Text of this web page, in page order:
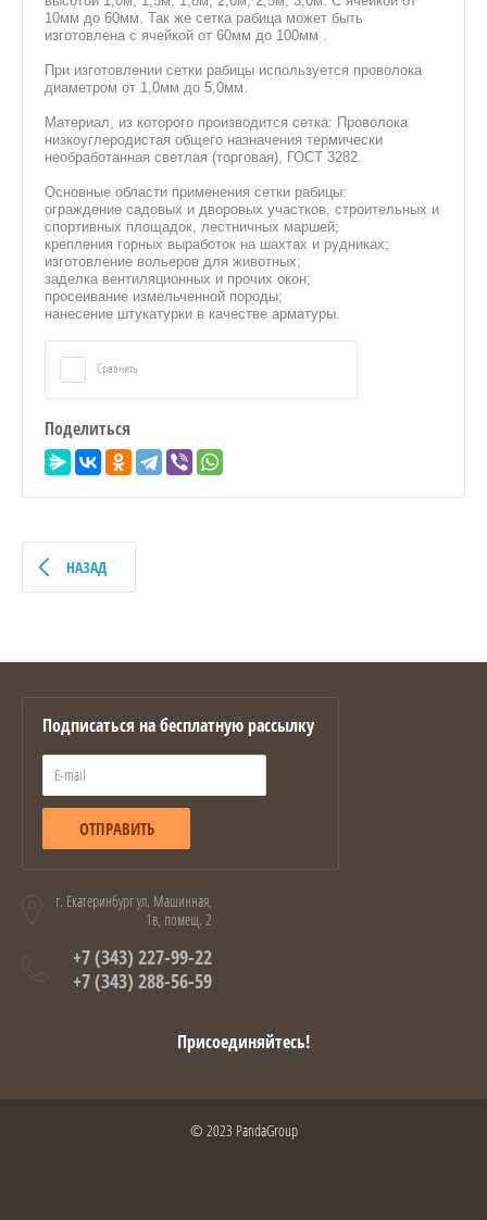
10мм до 60мм. Так же сетка рабица может быть
изготовлена с ячейкой от 60мм до 100мм .
При изготовлении сетки рабицы используется проволока
диаметром от 1,0мм до 5,0мм.
Материал, из которого производится сетка: Проволока
низкоуглеродистая общего назначения термически
необработанная светлая (торговая), ГОСТ 3282.
Основные области применения сетки рабицы:
ограждение садовых и дворовых участков, строительных и
спортивных площадок, лестничных маршей;
крепления горных выработок на шахтах и рудниках;
изготовление вольеров для животных;
заделка вентиляционных и прочих окон;
просеивание измельченной породы;
нанесение штукатурки в качестве арматуры.
Сравнить
Поделиться
НАЗАД
Подписаться на бесплатную рассылку
ОТПРАВИТЬ
г. Екатеринбург ул. Машинная,
1в, помещ. 2
+7 (343) 227-99-22
+7 (343) 288-56-59
Присоединяйтесь!
© 2023 PandaGroup